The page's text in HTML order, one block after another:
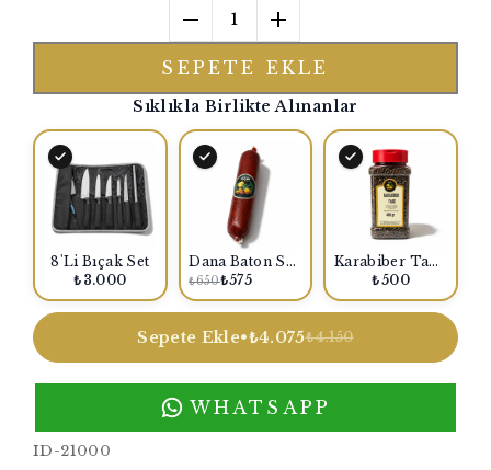
1
SEPETE EKLE
Sıklıkla Birlikte Alınanlar
8'Li Bıçak Set
₺3.000
Dana Baton Sucuk 650-750 Gr.
₺650₺575
Karabiber Tane Şişe
₺500
Sepete Ekle•₺4.075₺4.150
WHATSAPP
ID-21000